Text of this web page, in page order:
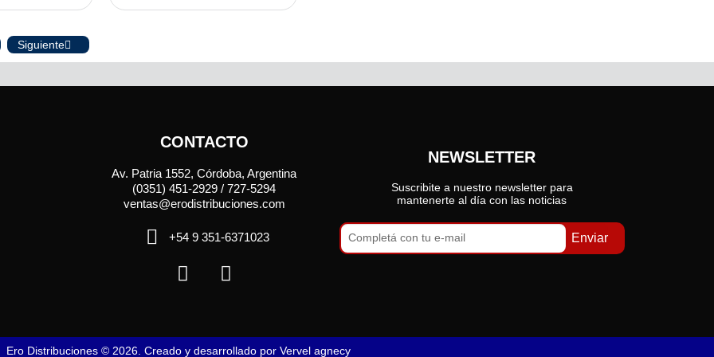
Siguiente
CONTACTO
Av. Patria 1552, Córdoba, Argentina
(0351) 451-2929 / 727-5294
ventas@erodistribuciones.com
+54 9 351-6371023
NEWSLETTER
Suscribite a nuestro newsletter para
mantenerte al día con las noticias
Enviar
Ero Distribuciones © 2026. Creado y desarrollado por Vervel agnecy